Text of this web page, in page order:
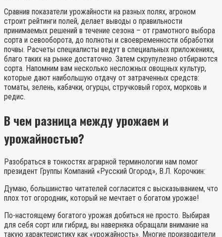
Сравнив показатели урожайности на разных полях, агроном
строит рейтинги полей, делает выводы о правильности
принимаемых решений в течение сезона – от грамотного выбора
сорта и севооборота, до полноты и своевременности обработки
почвы. Расчеты специалисты ведут в специальных приложениях,
благо таких на рынке достаточно. Затем скрупулезно отбираются
сорта. Напомним вам несколько несложных овощных культур,
которые дают наибольшую отдачу от затраченных средств:
томаты, зелень, кабачки, огурцы, стручковый горох, морковь и
редис.
В чем разница между урожаем и
урожайностью?
Разобраться в тонкостях аграрной терминологии нам помог
президент Группы Компаний «Русский Огород», В.Л. Корочкин:
Думаю, большинство читателей согласится с высказыванием, что
плох тот огородник, который не мечтает о богатом урожае!
По-настоящему богатого урожая добиться не просто. Выбирая
для себя сорт или гибрид, вы наверняка обращали внимание на
такую характеристику как «урожайность». Многие производители